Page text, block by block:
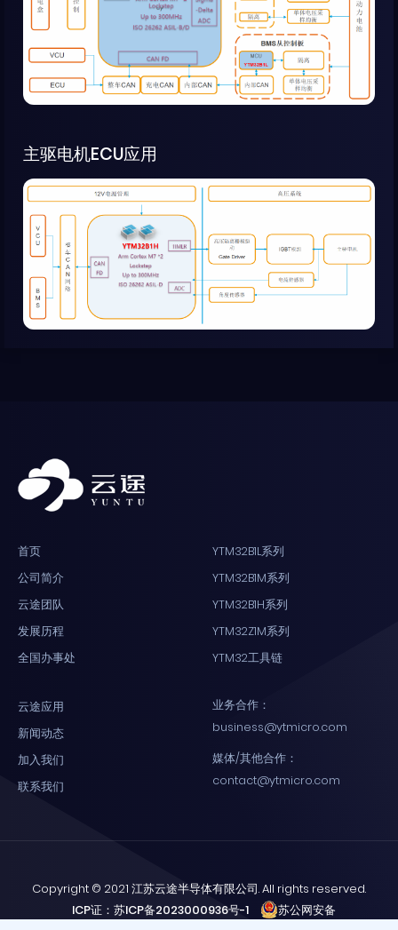
主驱电机ECU应用
首页
公司简介
云途团队
发展历程
全国办事处
YTM32B1L系列
YTM32B1M系列
YTM32B1H系列
YTM32Z1M系列
YTM32工具链
云途应用
新闻动态
加入我们
联系我们
业务合作：
business@ytmicro.com
媒体/其他合作：
contact@ytmicro.com
Copyright © 2021 江苏云途半导体有限公司. All rights reserved.
ICP证：苏ICP备2023000936号-1
苏公网安备